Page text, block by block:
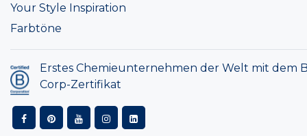
Your Style Inspiration
Farbtöne
Erstes Chemieunternehmen der Welt mit dem
Corp-Zertifikat